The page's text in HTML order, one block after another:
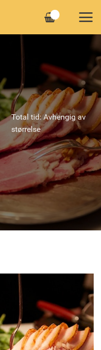
Total tid: Avhengig av
størrelse